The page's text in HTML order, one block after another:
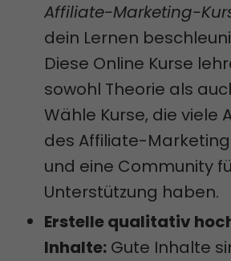
Affiliate-Marketing-
dein Lernen
Diese Online Kurse
sowohl Theorie als
Wähle Kurse, die viele
des Affiliate-
und eine Community
Unterstützung haben.
Erstelle qualitativ
Inhalte: Gute Inhalte